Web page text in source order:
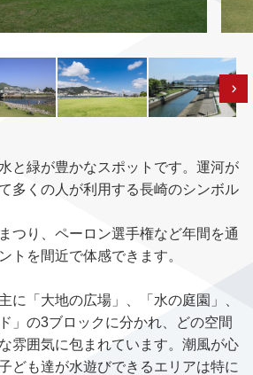
と緑が豊かなスポットです。運河が
多くの人が利用する長崎のシンボル
つり、ペーロン選手権など年間を通
トを間近で体感できます。
に「大地の広場」、「水の庭園」、
」の3ブロックに分かれ、どの空間
雰囲気に包まれています。潮風が心
ども達が水遊びできるエリアは特に